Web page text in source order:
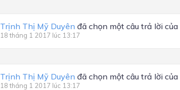
Trịnh Thị Mỹ Duyên đã chọn một câu trả lời của
18 tháng 1 2017 lúc 13:17
Trịnh Thị Mỹ Duyên đã chọn một câu trả lời của
18 tháng 1 2017 lúc 13:17